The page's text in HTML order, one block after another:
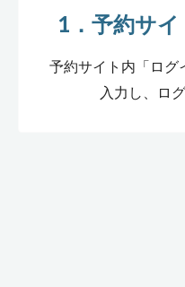
1．予約サ
予約サイト内「ログ
入力し、ロ